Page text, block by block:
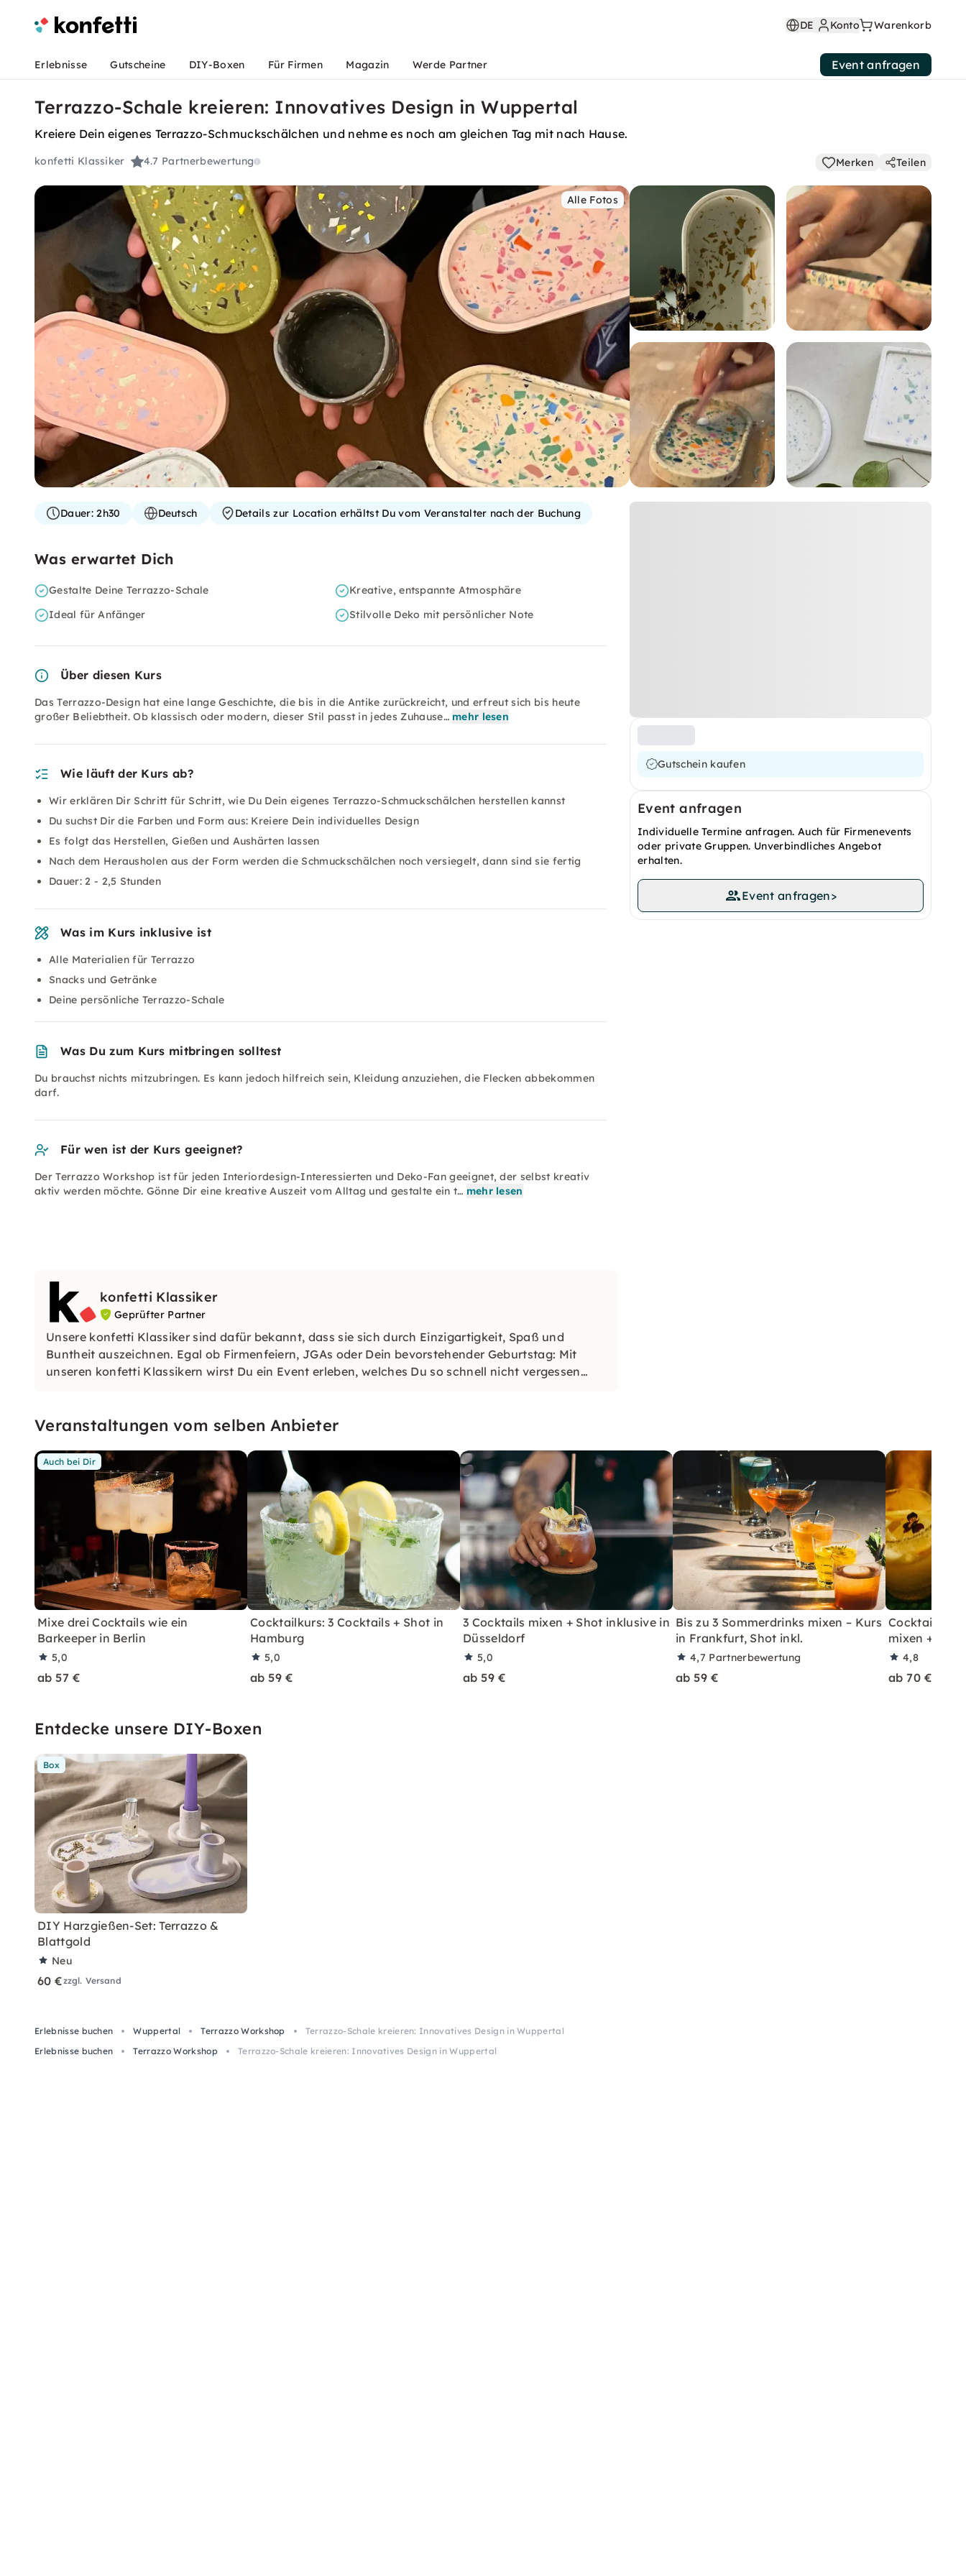
DE Konto Warenkorb
Erlebnisse Gutscheine DIY-Boxen Für Firmen Magazin Werde Partner Event anfragen
Terrazzo-Schale kreieren: Innovatives Design in Wuppertal
Kreiere Dein eigenes Terrazzo-Schmuckschälchen und nehme es noch am gleichen Tag mit nach Hause.
konfetti Klassiker 4.7 Partnerbewertung Merken Teilen
Alle Fotos
Gutschein kaufen
Event anfragen
Individuelle Termine anfragen. Auch für Firmenevents
oder private Gruppen. Unverbindliches Angebot
erhalten.
Event anfragen>
Dauer:2h30 Deutsch Details zur Location erhältst Du vom Veranstalter nach der Buchung
Was erwartet Dich
Gestalte Deine Terrazzo-Schale
Kreative, entspannte Atmosphäre
Ideal für Anfänger
Stilvolle Deko mit persönlicher Note
Über diesen Kurs
Das Terrazzo-Design hat eine lange Geschichte, die bis in die Antike zurückreicht, und erfreut sich bis heute
großer Beliebtheit. Ob klassisch oder modern, dieser Stil passt in jedes Zuhause… mehr lesen
Wie läuft der Kurs ab?
Wir erklären Dir Schritt für Schritt, wie Du Dein eigenes Terrazzo-Schmuckschälchen herstellen kannst
Du suchst Dir die Farben und Form aus: Kreiere Dein individuelles Design
Es folgt das Herstellen, Gießen und Aushärten lassen
Nach dem Herausholen aus der Form werden die Schmuckschälchen noch versiegelt, dann sind sie fertig
Dauer: 2 - 2,5 Stunden
Was im Kurs inklusive ist
Alle Materialien für Terrazzo
Snacks und Getränke
Deine persönliche Terrazzo-Schale
Was Du zum Kurs mitbringen solltest
Du brauchst nichts mitzubringen. Es kann jedoch hilfreich sein, Kleidung anzuziehen, die Flecken abbekommen
darf.
Für wen ist der Kurs geeignet?
Der Terrazzo Workshop ist für jeden Interiordesign-Interessierten und Deko-Fan geeignet, der selbst kreativ
aktiv werden möchte. Gönne Dir eine kreative Auszeit vom Alltag und gestalte ein t… mehr lesen
konfetti Klassiker
Geprüfter Partner
Unsere konfetti Klassiker sind dafür bekannt, dass sie sich durch Einzigartigkeit, Spaß und
Buntheit auszeichnen. Egal ob Firmenfeiern, JGAs oder Dein bevorstehender Geburtstag: Mit
unseren konfetti Klassikern wirst Du ein Event erleben, welches Du so schnell nicht vergessen
Veranstaltungen vom selben Anbieter
Auch bei Dir
Mixe drei Cocktails wie ein
Barkeeper in Berlin
5,0
ab 57 €
Cocktailkurs: 3 Cocktails + Shot in
Hamburg
5,0
ab 59 €
3 Cocktails mixen + Shot inklusive in
Düsseldorf
5,0
ab 59 €
Bis zu 3 Sommerdrinks mixen – Kurs
in Frankfurt, Shot inkl.
4,7 Partnerbewertung
ab 59 €
Cocktailkurs:
mixen +
4,8
ab 70 €
Entdecke unsere DIY-Boxen
Box
DIY Harzgießen-Set: Terrazzo &
Blattgold
Neu
60 €zzgl. Versand
Erlebnisse buchen Wuppertal Terrazzo Workshop
Terrazzo-Schale kreieren: Innovatives Design in Wuppertal
Erlebnisse buchen
Terrazzo Workshop Terrazzo-Schale kreieren: Innovatives Design in Wuppertal